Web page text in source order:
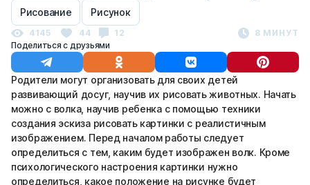
Рисование Рисунок
4145 44 12
8 МИНУТ
Поделиться с друзьями
Родители могут организовать для своих детей
развивающий досуг, научив их рисовать животных. Начать
можно с волка, научив ребенка с помощью техники
создания эскиза рисовать картинки с реалистичным
изображением. Перед началом работы следует
определиться с тем, каким будет изображен волк. Кроме
психологического настроения картинки нужно
определиться, какое положение на рисунке будет